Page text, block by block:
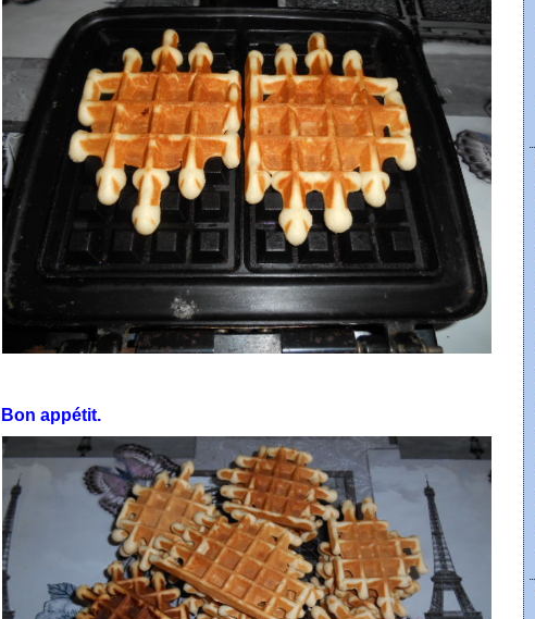
Bon appétit.